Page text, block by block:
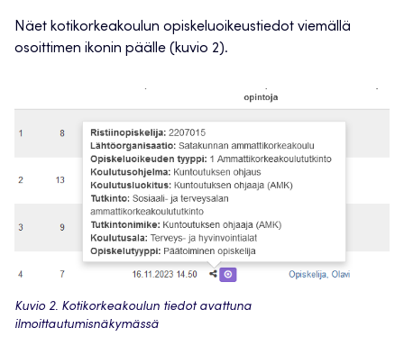
Näet kotikorkeakoulun opiskeluoikeustiedot viemällä
osoittimen ikonin päälle (kuvio 2).
Kuvio 2. Kotikorkeakoulun tiedot avattuna
ilmoittautumisnäkymässä